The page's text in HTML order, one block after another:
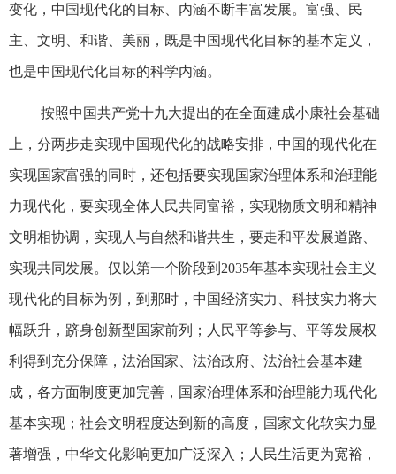
变化，中国现代化的目标、内涵不断丰富发展。富强、民
主、文明、和谐、美丽，既是中国现代化目标的基本定义，
也是中国现代化目标的科学内涵。
按照中国共产党十九大提出的在全面建成小康社会基础
上，分两步走实现中国现代化的战略安排，中国的现代化在
实现国家富强的同时，还包括要实现国家治理体系和治理能
力现代化，要实现全体人民共同富裕，实现物质文明和精神
文明相协调，实现人与自然和谐共生，要走和平发展道路、
实现共同发展。仅以第一个阶段到2035年基本实现社会主义
现代化的目标为例，到那时，中国经济实力、科技实力将大
幅跃升，跻身创新型国家前列；人民平等参与、平等发展权
利得到充分保障，法治国家、法治政府、法治社会基本建
成，各方面制度更加完善，国家治理体系和治理能力现代化
基本实现；社会文明程度达到新的高度，国家文化软实力显
著增强，中华文化影响更加广泛深入；人民生活更为宽裕，